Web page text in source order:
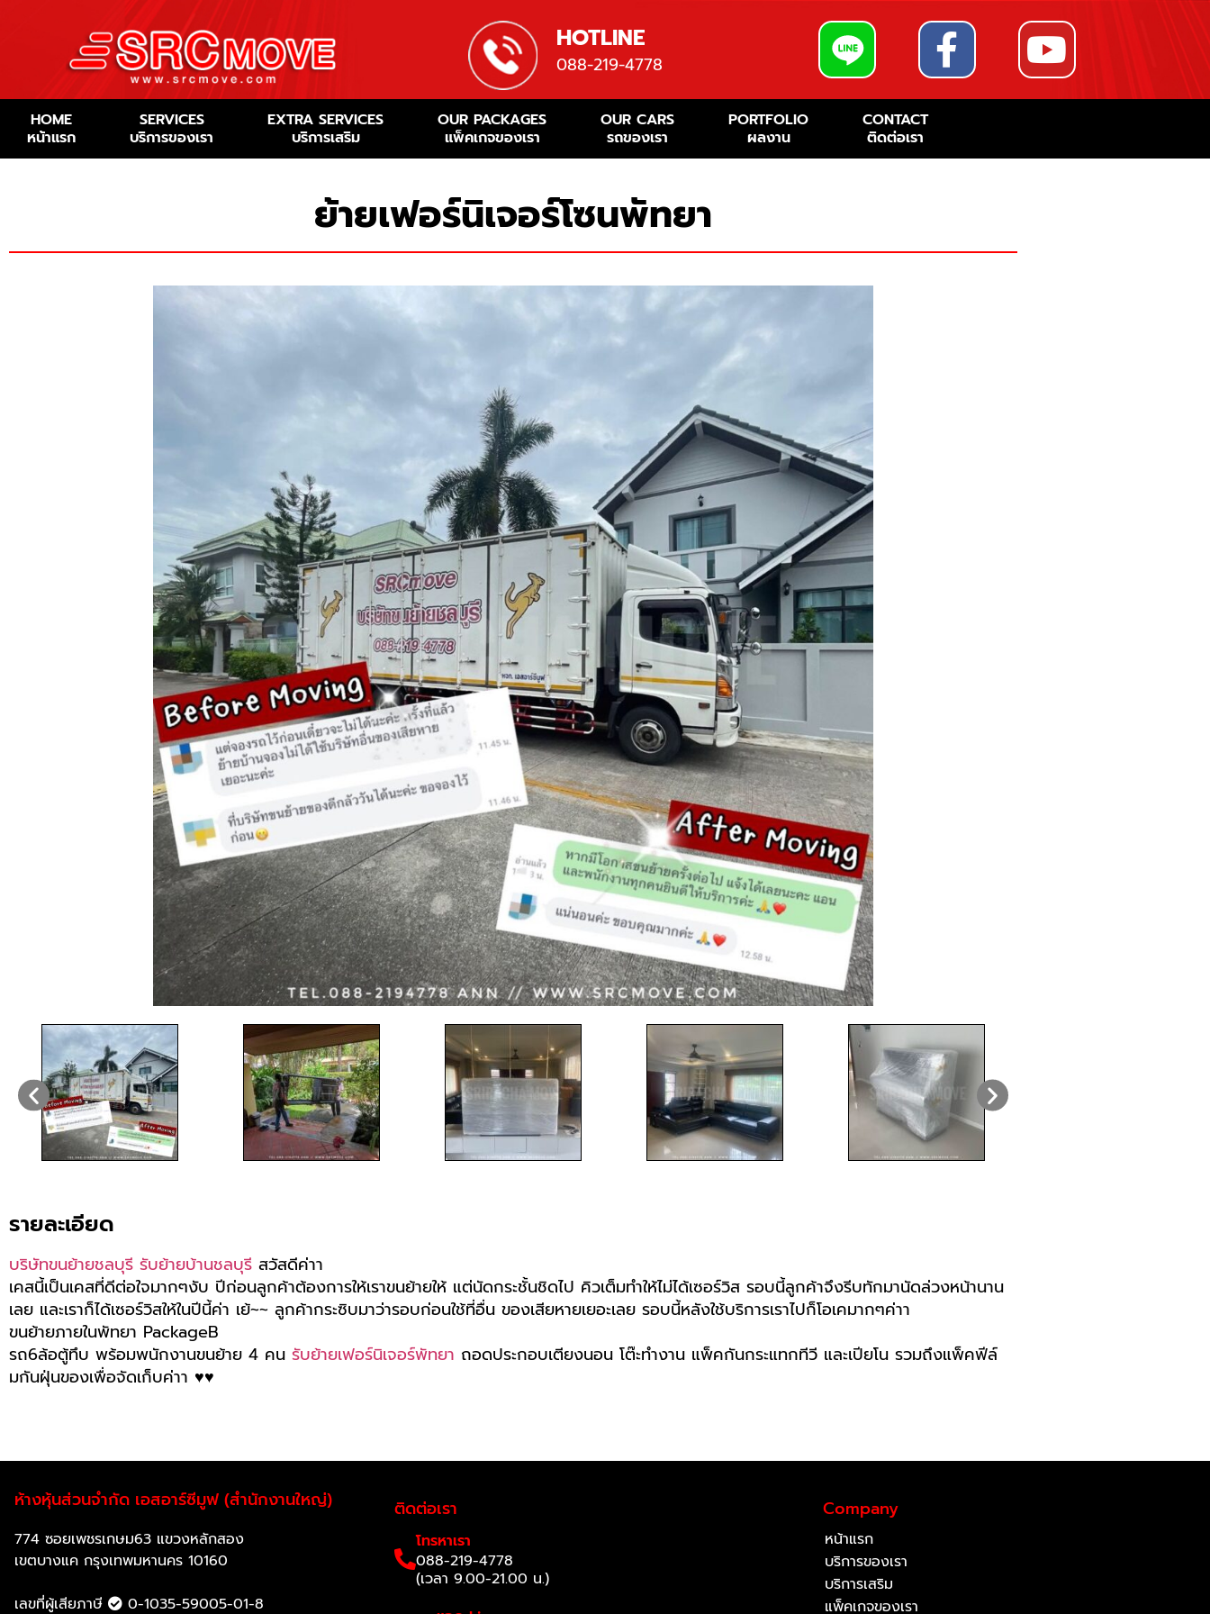
HOTLINE
088-219-4778
HOME
หน้าแรก
SERVICES
บริการของเรา
EXTRA SERVICES
บริการเสริม
OUR PACKAGES
แพ็คเกจของเรา
OUR CARS
รถของเรา
PORTFOLIO
ผลงาน
CONTACT
ติดต่อเรา
ย้ายเฟอร์นิเจอร์โซนพัทยา
รายละเอียด
บริษัทขนย้ายชลบุรี รับย้ายบ้านชลบุรี สวัสดีค่าา
เคสนี้เป็นเคสที่ดีต่อใจมากๆงับ ปีก่อนลูกค้าต้องการให้เราขนย้ายให้ แต่นัดกระชั้นชิดไป คิวเต็มทำให้ไม่ได้เซอร์วิส รอบนี้ลูกค้าจึงรีบทักมานัดล่วงหน้านาน
เลย และเราก็ได้เซอร์วิสให้ในปีนี้ค่า เย้~~ ลูกค้ากระซิบมาว่ารอบก่อนใช้ที่อื่น ของเสียหายเยอะเลย รอบนี้หลังใช้บริการเราไปก็โอเคมากๆค่าา
ขนย้ายภายในพัทยา PackageB
รถ6ล้อตู้ทึบ พร้อมพนักงานขนย้าย 4 คน รับย้ายเฟอร์นิเจอร์พัทยา ถอดประกอบเตียงนอน โต๊ะทำงาน แพ็คกันกระแทกทีวี และเปียโน รวมถึงแพ็คฟีล์
มกันฝุ่นของเพื่อจัดเก็บค่าา ♥️♥️
ห้างหุ้นส่วนจำกัด เอสอาร์ซีมูฟ (สำนักงานใหญ่)
774 ซอยเพชรเกษม63 แขวงหลักสอง
เขตบางแค กรุงเทพมหานคร 10160
เลขที่ผู้เสียภาษี
0-1035-59005-01-8
ติดต่อเรา
โทรหาเรา
088-219-4778
(เวลา 9.00-21.00 น.)
Company
หน้าแรก
บริการของเรา
บริการเสริม
แพ็คเกจของเรา